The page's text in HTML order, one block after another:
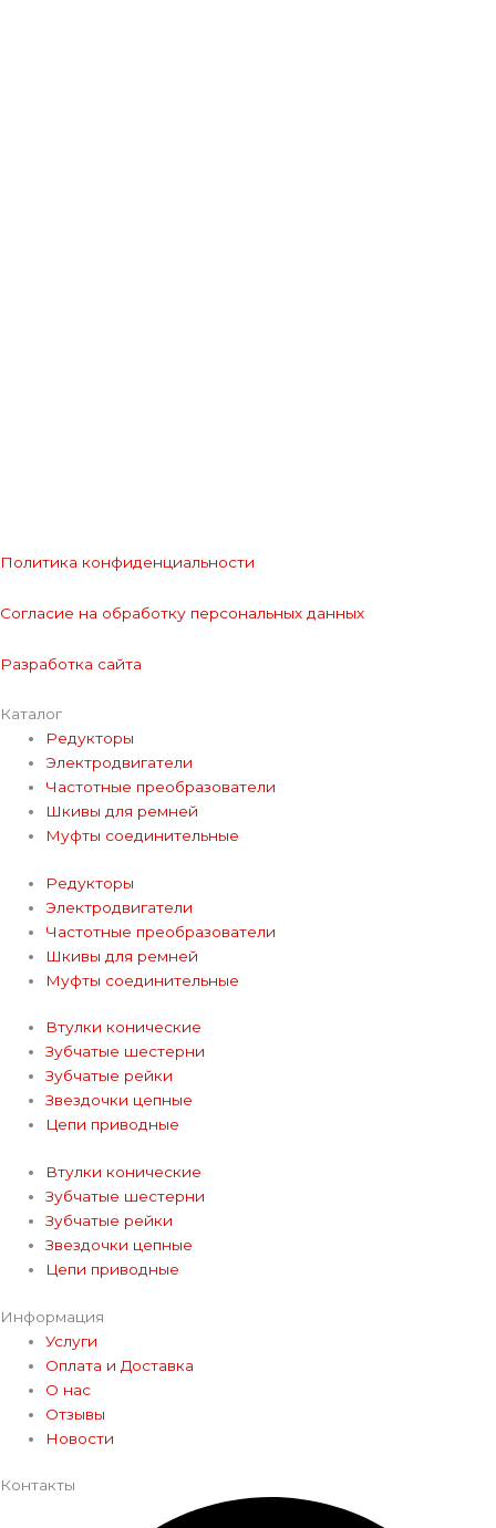
Политика конфиденциальности
Согласие на обработку персональных данных
Разработка сайта
Каталог
Редукторы
Электродвигатели
Частотные преобразователи
Шкивы для ремней
Муфты соединительные
Редукторы
Электродвигатели
Частотные преобразователи
Шкивы для ремней
Муфты соединительные
Втулки конические
Зубчатые шестерни
Зубчатые рейки
Звездочки цепные
Цепи приводные
Втулки конические
Зубчатые шестерни
Зубчатые рейки
Звездочки цепные
Цепи приводные
Информация
Услуги
Оплата и Доставка
О нас
Отзывы
Новости
Контакты